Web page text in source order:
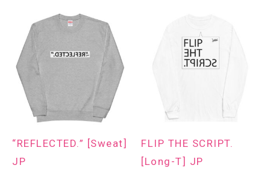
“REFLECTED.” [Sweat]
JP
FLIP THE SCRIPT.
[Long-T] JP